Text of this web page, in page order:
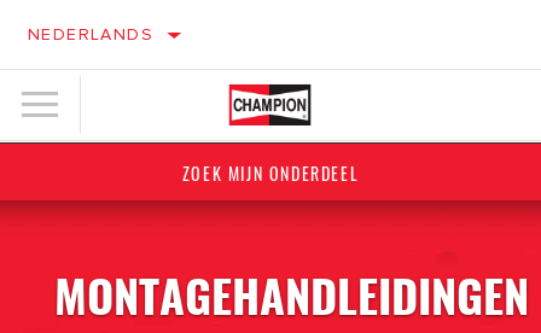
NEDERLANDS
ZOEK MIJN ONDERDEEL
MONTAGEHANDLEIDINGEN